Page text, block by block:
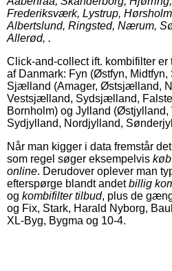
Frederiksværk, Lystrup,
Albertslund, Ringsted, Nærum,
Allerød, .
Click-and-collect ift. kombifilter
af Danmark: Fyn (Østfyn, Midtfyn,
Sjælland (Amager, Østsjælland,
Vestsjælland, Sydsjælland,
Bornholm) og Jylland
Sydjylland, Nordjylland,
Når man kigger i data fremstår
som regel søger eksempelvis
online. Derudover oplever man
efterspørge blandt andetbillig
og kombifilter tilbud, plus de
og Fix, Stark, Harald Nyborg,
XL-Byg, Bygma og 10-4.